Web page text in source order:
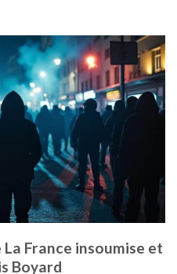
France insoumise et
Boyard